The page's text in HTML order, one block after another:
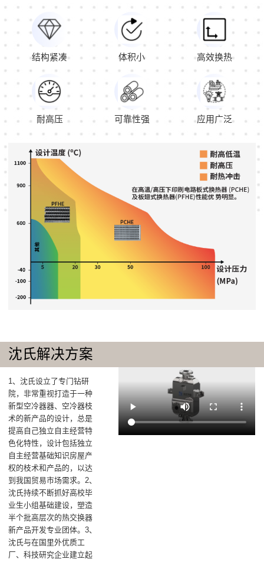
结构紧凑 体积小 高效换热
耐高压 可靠性强 应用广泛
沈氏解决方案
1、沈氏设立了专门钻研
院，非常重视打造于一种
新型空冷器器、空冷器枝
术的新产品的设计，总是
提高自己独立自主经营特
色化特性，设计包括独立
自主经营基础知识房屋产
权的枝术和产品的，以达
到我国贸易市场需求。2、
沈氏持续不断抓好高校毕
业生小组基础建设，塑造
半个批高层次的热交换器
新产品开发专业团体。3、
沈氏与在国里外优质工
厂、科技研究企业建立起